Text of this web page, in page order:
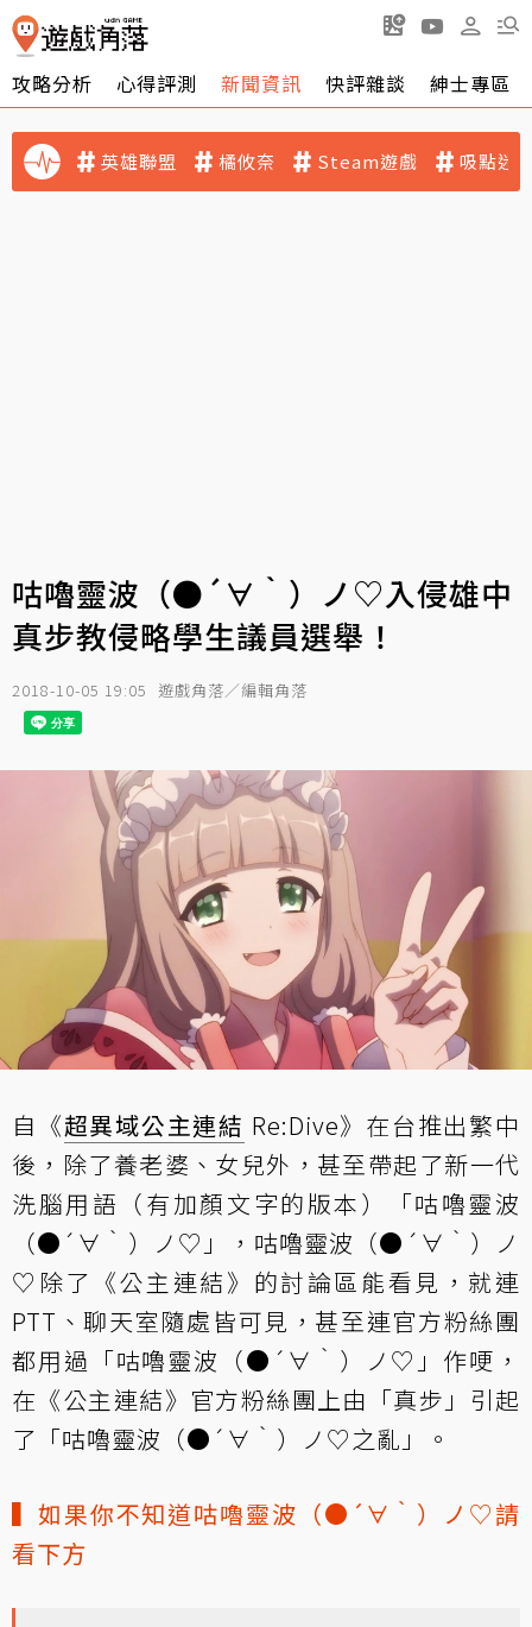
攻略分析 心得評測 新聞資訊 快評雜談 紳士專區
英雄聯盟 橘攸奈 Steam遊戲 吸點迷
咕嚕靈波（●´∀｀）ノ♡入侵雄中
真步教侵略學生議員選舉！
2018-10-05 19:05 遊戲角落／編輯角落
自《超異域公主連結 Re:Dive》在台推出繁中
後，除了養老婆、女兒外，甚至帶起了新一代
洗腦用語（有加顏文字的版本）「咕嚕靈波
（●´∀｀）ノ♡」，咕嚕靈波（●´∀｀）ノ
♡除了《公主連結》的討論區能看見，就連
PTT、聊天室隨處皆可見，甚至連官方粉絲團
都用過「咕嚕靈波（●´∀｀）ノ♡」作哽，
在《公主連結》官方粉絲團上由「真步」引起
了「咕嚕靈波（●´∀｀）ノ♡之亂」。
▍如果你不知道咕嚕靈波（●´∀｀）ノ♡請
看下方